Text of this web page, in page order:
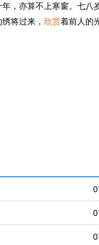
，亦算不上寒窗。七八
将过来， 欣赏着前人的